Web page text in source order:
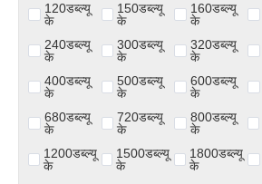
120डब्ल्यू
के
150डब्ल्यू
के
160डब्ल्यू
के
240डब्ल्यू
के
300डब्ल्यू
के
320डब्ल्यू
के
400डब्ल्यू
के
500डब्ल्यू
के
600डब्ल्यू
के
680डब्ल्यू
के
720डब्ल्यू
के
800डब्ल्यू
के
1200डब्ल्यू
के
1500डब्ल्यू
के
1800डब्ल्यू
के